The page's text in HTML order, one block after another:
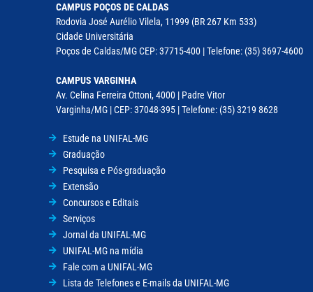
CAMPUS POÇOS DE CALDAS
Rodovia José Aurélio Vilela, 11999 (BR 267 Km 533)
Cidade Universitária
Poços de Caldas/MG CEP: 37715-400 | Telefone: (35) 3697-4600
CAMPUS VARGINHA
Av. Celina Ferreira Ottoni, 4000 | Padre Vitor
Varginha/MG | CEP: 37048-395 | Telefone: (35) 3219 8628
Estude na UNIFAL-MG
Graduação
Pesquisa e Pós-graduação
Extensão
Concursos e Editais
Serviços
Jornal da UNIFAL-MG
UNIFAL-MG na mídia
Fale com a UNIFAL-MG
Lista de Telefones e E-mails da UNIFAL-MG